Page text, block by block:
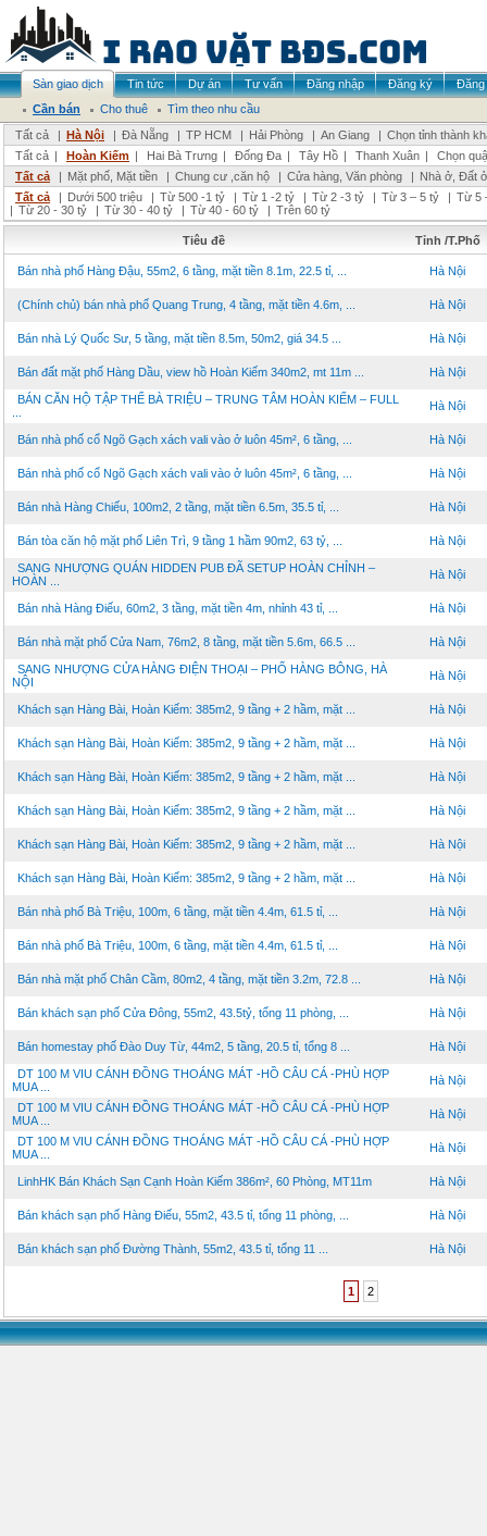
Sàn giao dịch Tin tức Dự án Tư vấn Đăng nhập Đăng ký
Đăng
Cần bán
Cho thuê
Tìm theo nhu cầu
Tất cả
| Hà Nội | Đà Nẵng | TP HCM | Hải Phòng | An Giang | Chọn tỉnh thành
Tất cả | Hoàn Kiếm | Hai Bà Trưng | Đống Đa | Tây Hồ | Thanh Xuân |
Chọn
Tất cả
| Mặt phố, Mặt tiền | Chung cư ,căn hộ | Cửa hàng, Văn phòng | Nhà ở, Đất ở
Tất cả
| Dưới 500 triệu | Từ 500 -1 tỷ | Từ 1 -2 tỷ | Từ 2 -3 tỷ | Từ 3 – 5 tỷ | Từ 5
| Từ 20 - 30 tỷ | Từ 30 - 40 tỷ | Từ 40 - 60 tỷ | Trên 60 tỷ
Tiêu đề Tỉnh /T.Phố
Bán nhà phố Hàng Đậu, 55m2, 6 tầng, mặt tiền 8.1m, 22.5 tỉ, ... Hà Nội
(Chính chủ) bán nhà phố Quang Trung, 4 tầng, mặt tiền 4.6m, ... Hà Nội
Bán nhà Lý Quốc Sư, 5 tầng, mặt tiền 8.5m, 50m2, giá 34.5 ... Hà Nội
Bán đất mặt phố Hàng Dầu, view hồ Hoàn Kiếm 340m2, mt 11m ... Hà Nội
BÁN CĂN HỘ TẬP THỂ BÀ TRIỆU – TRUNG TÂM HOÀN KIẾM – FULL
Hà Nội
Bán nhà phố cổ Ngõ Gạch xách vali vào ở luôn 45m², 6 tầng, ... Hà Nội
Bán nhà phố cổ Ngõ Gạch xách vali vào ở luôn 45m², 6 tầng, ... Hà Nội
Bán nhà Hàng Chiếu, 100m2, 2 tầng, mặt tiền 6.5m, 35.5 tỉ, ... Hà Nội
Bán tòa căn hộ mặt phố Liên Trì, 9 tầng 1 hầm 90m2, 63 tỷ, ... Hà Nội
SANG NHƯỢNG QUÁN HIDDEN PUB ĐÃ SETUP HOÀN CHỈNH –
HOÀN ...
Hà Nội
Bán nhà Hàng Điếu, 60m2, 3 tầng, mặt tiền 4m, nhỉnh 43 tỉ, ... Hà Nội
Bán nhà mặt phố Cửa Nam, 76m2, 8 tầng, mặt tiền 5.6m, 66.5 ... Hà Nội
SANG NHƯỢNG CỬA HÀNG ĐIỆN THOẠI – PHỐ HÀNG BÔNG, HÀ
NỘI
Hà Nội
Khách sạn Hàng Bài, Hoàn Kiếm: 385m2, 9 tầng + 2 hầm, mặt ... Hà Nội
Khách sạn Hàng Bài, Hoàn Kiếm: 385m2, 9 tầng + 2 hầm, mặt ... Hà Nội
Khách sạn Hàng Bài, Hoàn Kiếm: 385m2, 9 tầng + 2 hầm, mặt ... Hà Nội
Khách sạn Hàng Bài, Hoàn Kiếm: 385m2, 9 tầng + 2 hầm, mặt ... Hà Nội
Khách sạn Hàng Bài, Hoàn Kiếm: 385m2, 9 tầng + 2 hầm, mặt ... Hà Nội
Khách sạn Hàng Bài, Hoàn Kiếm: 385m2, 9 tầng + 2 hầm, mặt ... Hà Nội
Bán nhà phố Bà Triệu, 100m, 6 tầng, mặt tiền 4.4m, 61.5 tỉ, ... Hà Nội
Bán nhà phố Bà Triệu, 100m, 6 tầng, mặt tiền 4.4m, 61.5 tỉ, ... Hà Nội
Bán nhà mặt phố Chân Cầm, 80m2, 4 tầng, mặt tiền 3.2m, 72.8 ... Hà Nội
Bán khách sạn phố Cửa Đông, 55m2, 43.5tỷ, tổng 11 phòng, ... Hà Nội
Bán homestay phố Đào Duy Từ, 44m2, 5 tầng, 20.5 tỉ, tổng 8 ... Hà Nội
DT 100 M VIU CÁNH ĐỒNG THOÁNG MÁT -HỒ CÂU CÁ -PHÙ HỢP
MUA ...
Hà Nội
DT 100 M VIU CÁNH ĐỒNG THOÁNG MÁT -HỒ CÂU CÁ -PHÙ HỢP
MUA ...
Hà Nội
DT 100 M VIU CÁNH ĐỒNG THOÁNG MÁT -HỒ CÂU CÁ -PHÙ HỢP
MUA ...
Hà Nội
LinhHK Bán Khách Sạn Cạnh Hoàn Kiếm 386m², 60 Phòng, MT11m Hà Nội
Bán khách sạn phố Hàng Điếu, 55m2, 43.5 tỉ, tổng 11 phòng, ... Hà Nội
Bán khách sạn phố Đường Thành, 55m2, 43.5 tỉ, tổng 11 ... Hà Nội
1 2